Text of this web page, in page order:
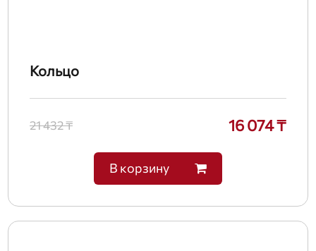
Кольцо
21 432 ₸ 16 074 ₸
В корзину